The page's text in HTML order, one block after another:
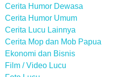
Cerita Humor Dewasa
Cerita Humor Umum
Cerita Lucu Lainnya
Cerita Mop dan Mob Papua
Ekonomi dan Bisnis
Film / Video Lucu